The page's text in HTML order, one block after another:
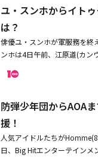
paign GFSCネパール希望の
015」詳細は、オフィシャル
念＆GFSC Charity
MPION』 Special KMF2015日時：9月13日(日)
UE、防弾少年団、U-KISS、
ルHP：http://www.gfsc.asia/
日韓文化交流会、
ユ・スンホからイト
は？
俳優ユ・スンホが軍服務を終
ンホは4日午前、江原道(カン
で助手として服務した。ユ
また、彼はキム・デスン監督
した。「朝鮮魔術師」は朝鮮
まわる芸人の一座)で活躍す
だ。ユ・スンホは除隊後、
阪、25日には東京、27日に
防弾少年団からAOA
援！
人気アイドルたちが
日、Big Hitエンターテインメ